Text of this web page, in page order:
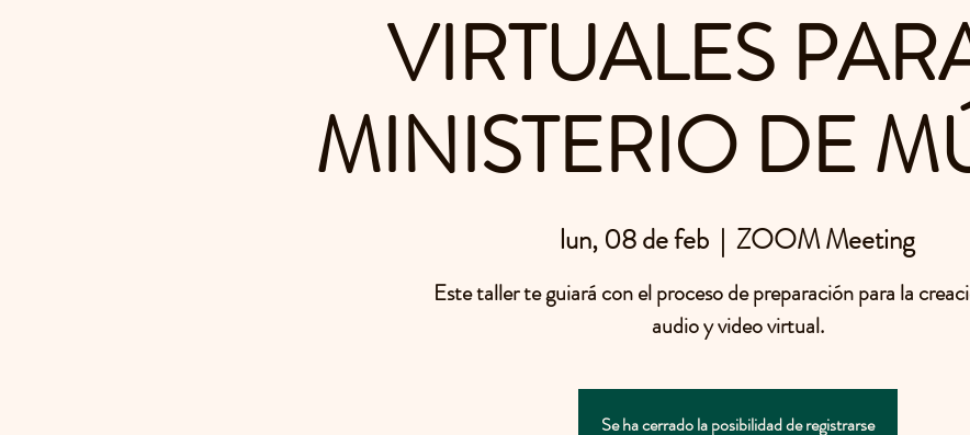
VIRTUALES
MINISTERIO DE
lun, 08 de feb
  |
ZOOM Meeting
Este taller te guiará con el proceso de preparación para la
audio y video virtual.
Se ha cerrado la posibilidad de registrarse